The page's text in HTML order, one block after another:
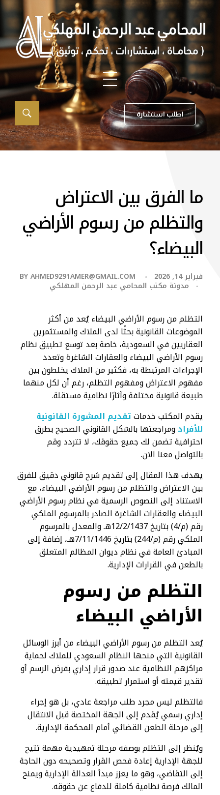
اطلب استشارة
ما الفرق بين الاعتراض
والتظلم من رسوم الأراضي
البيضاء؟
فبراير 14, 2026 BYAHMED9291AMER@GMAIL.COM
مدونة مكتب المحامي عبد الرحمن المهلكي
التظلم من رسوم الأراضي البيضاء يُعد من أكثر
الموضوعات القانونية بحثًا لدى الملاك والمستثمرين
العقاريين في السعودية، خاصة بعد توسع تطبيق نظام
رسوم الأراضي البيضاء والعقارات الشاغرة وتعدد
الإجراءات المرتبطة به، فكثير من الملاك يخلطون بين
مفهوم الاعتراض ومفهوم التظلم، رغم أن لكل منهما
طبيعة قانونية مختلفة وآثارًا نظامية مستقلة.
يقدم المكتب خدماتتقديم المشورة القانونية
للأفرادومراجعتها بالشكل القانوني الصحيح بطرق
احترافية تضمن لك جميع حقوقك، لا تتردد وقم
بالتواصل معنا الان.
يهدف هذا المقال إلى تقديم شرح قانوني دقيق للفرق
بين الاعتراض والتظلم من رسوم الأراضي البيضاء، مع
الاستناد إلى النصوص الرسمية في نظام رسوم الأراضي
البيضاء والعقارات الشاغرة الصادر بالمرسوم الملكي
رقم (م/4) بتاريخ 12/2/1437هـ والمعدل بالمرسوم
الملكي رقم (م/244) بتاريخ 7/11/1446هـ، إضافة إلى
المبادئ العامة في نظام ديوان المظالم المتعلق
بالطعن في القرارات الإدارية.
التظلم من رسوم
الأراضي البيضاء
يُعد التظلم من رسوم الأراضي البيضاء من أبرز الوسائل
القانونية التي منحها النظام السعودي للملاك لحماية
مراكزهم النظامية عند صدور قرار إداري بفرض الرسم أو
تقدير قيمته أو استمرار تطبيقه.
فالتظلم ليس مجرد طلب مراجعة عادي، بل هو إجراء
إداري رسمي يُقدم إلى الجهة المختصة قبل الانتقال
إلى مرحلة الطعن القضائي أمام المحكمة الإدارية.
ويُنظر إلى التظلم بوصفه مرحلة تمهيدية مهمة تتيح
للجهة الإدارية إعادة فحص القرار وتصحيحه دون الحاجة
إلى التقاضي، وهو ما يعزز مبدأ العدالة الإدارية ويمنح
المالك فرصة نظامية كاملة للدفاع عن حقوقه.